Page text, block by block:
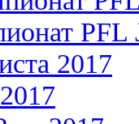
PFL
2017